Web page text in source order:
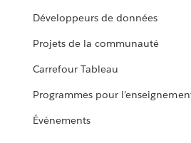
Développeurs de données
Projets de la communauté
Carrefour Tableau
Programmes pour
Événements